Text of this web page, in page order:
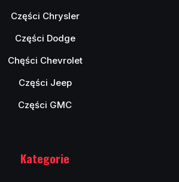
Części Chrysler
Części Dodge
Chęści Chevrolet
Części Jeep
Części GMC
Kategorie